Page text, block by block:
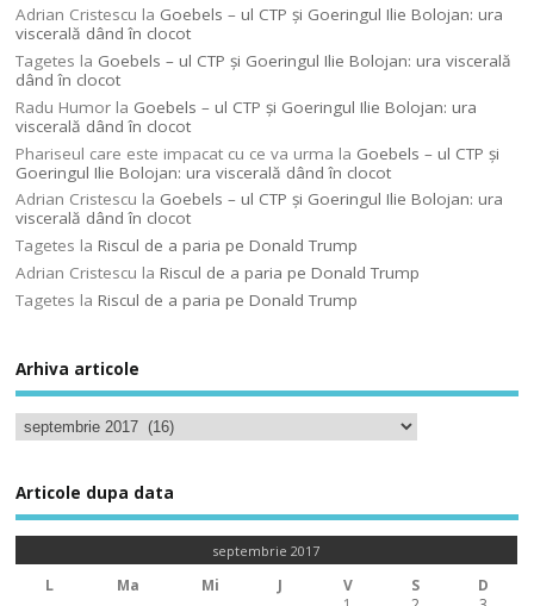
Adrian Cristescu la Goebels – ul CTP şi Goeringul Ilie Bolojan: ura
viscerală dând în clocot
Tagetes la Goebels – ul CTP şi Goeringul Ilie Bolojan: ura viscerală
dând în clocot
Radu Humor la Goebels – ul CTP şi Goeringul Ilie Bolojan: ura
viscerală dând în clocot
Phariseul care este impacat cu ce va urma la Goebels – ul CTP şi
Goeringul Ilie Bolojan: ura viscerală dând în clocot
Adrian Cristescu la Goebels – ul CTP şi Goeringul Ilie Bolojan: ura
viscerală dând în clocot
Tagetes laRiscul de a paria pe Donald Trump
Adrian Cristescu laRiscul de a paria pe Donald Trump
Tagetes laRiscul de a paria pe Donald Trump
Arhiva articole
Articole dupa data
septembrie 2017
L Ma Mi J V S
D